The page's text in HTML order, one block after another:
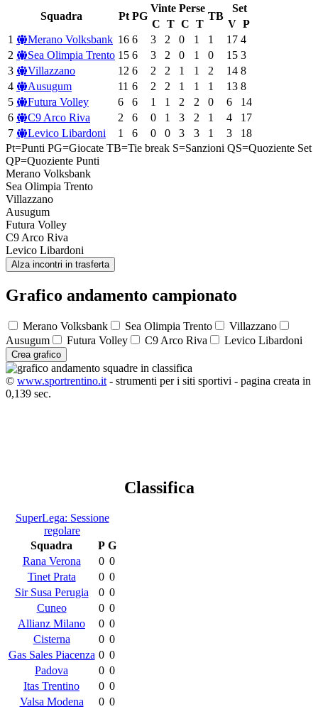
Squadra
Pt PG
Vinte Perse
TB
Set
C T C T V P
1
Merano Volksbank 16 6 3 2 0 1 1 17 4
2
Sea Olimpia Trento 15 6 3 2 0 1 0 15 3
3
Villazzano 12 6 2 2 1 1 2 14 8
4
Ausugum 11 6 2 2 1 1 1 13 8
5
Futura Volley 6 6 1 1 2 2 0 6
14
6
C9 Arco Riva 2 6 0 1 3 2 1 4
17
7
Levico Libardoni 1 6 0 0 3 3 1 3
18
Pt=Punti PG=Giocate TB=Tie break S=Sanzioni QS=Quoziente Set
QP=Quoziente Punti
Merano Volksbank
Sea Olimpia Trento
Villazzano
Ausugum
Futura Volley
C9 Arco Riva
Levico Libardoni
Alza incontri in trasferta
Grafico andamento campionato
Merano Volksbank Sea Olimpia Trento
Villazzano
Ausugum
Futura Volley C9 Arco Riva Levico Libardoni
Crea grafico
© www.sportrentino.it- strumenti per i siti sportivi - pagina creata in
0,139 sec.
Classifica
SuperLega: Sessione
regolare
Squadra
P G
Rana Verona
0 0
Tinet Prata
0 0
Sir Susa Perugia
0 0
Cuneo
0 0
Allianz Milano
0 0
Cisterna
0 0
Gas Sales Piacenza 0 0
Padova
0 0
Itas Trentino
0 0
Valsa Modena
0 0